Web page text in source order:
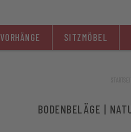
VORHÄNGE SITZMÖBEL
BODENBELÄGE |